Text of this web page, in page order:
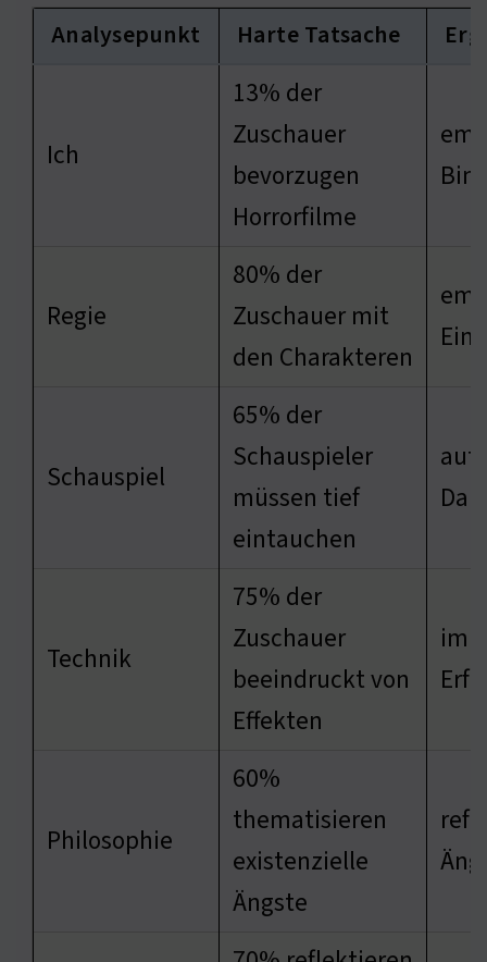
Analysepunkt Harte Tatsache
Ich
13% der
Zuschauer
bevorzugen
Horrorfilme
Regie
80% der
Zuschauer mit
den Charakteren
Schauspiel
65% der
Schauspieler
müssen tief
eintauchen
Technik
75% der
Zuschauer
beeindruckt von
Effekten
Philosophie
60%
thematisieren
existenzielle
Ängste